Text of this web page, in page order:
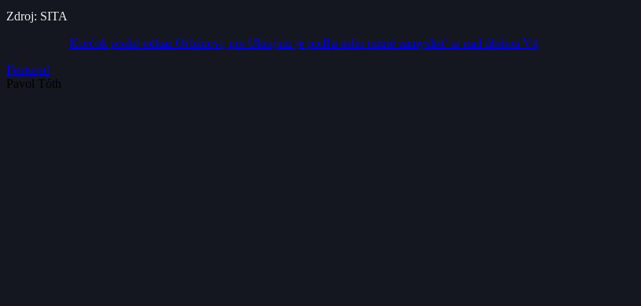
Zdroj: SITA
Korčok poslal odkaz Orbánovi, pre Ukrajinu je podľa neho nutné zamyslieť sa nad úlohou V4
Featured
Pavol Tóth